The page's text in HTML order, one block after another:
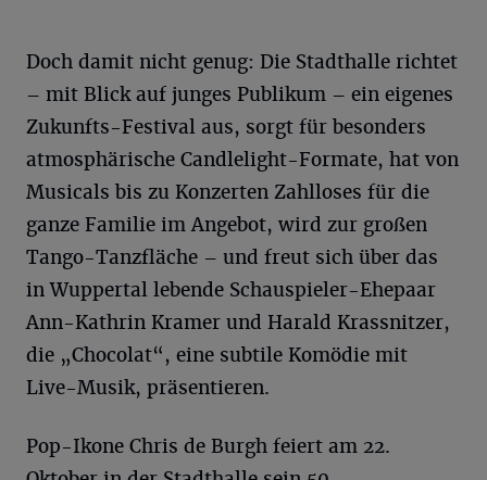
Doch damit nicht genug: Die Stadthalle richtet
– mit Blick auf junges Publikum – ein eigenes
Zukunfts-Festival aus, sorgt für besonders
atmosphärische Candlelight-Formate, hat von
Musicals bis zu Konzerten Zahlloses für die
ganze Familie im Angebot, wird zur großen
Tango-Tanzfläche – und freut sich über das
in Wuppertal lebende Schauspieler-Ehepaar
Ann-Kathrin Kramer und Harald Krassnitzer,
die „Chocolat“, eine subtile Komödie mit
Live-Musik, präsentieren.
Pop-Ikone Chris de Burgh feiert am 22.